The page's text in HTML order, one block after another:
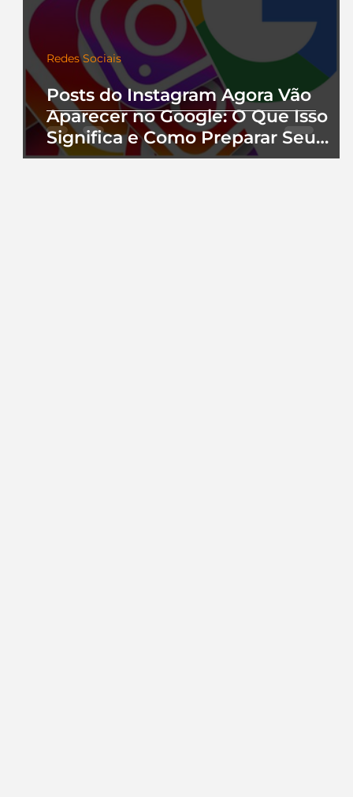
Posts do Instagram Agora Vão
Aparecer no Google: O Que Isso
Significa e Como Preparar Seu
Perfil
Redes Sociais